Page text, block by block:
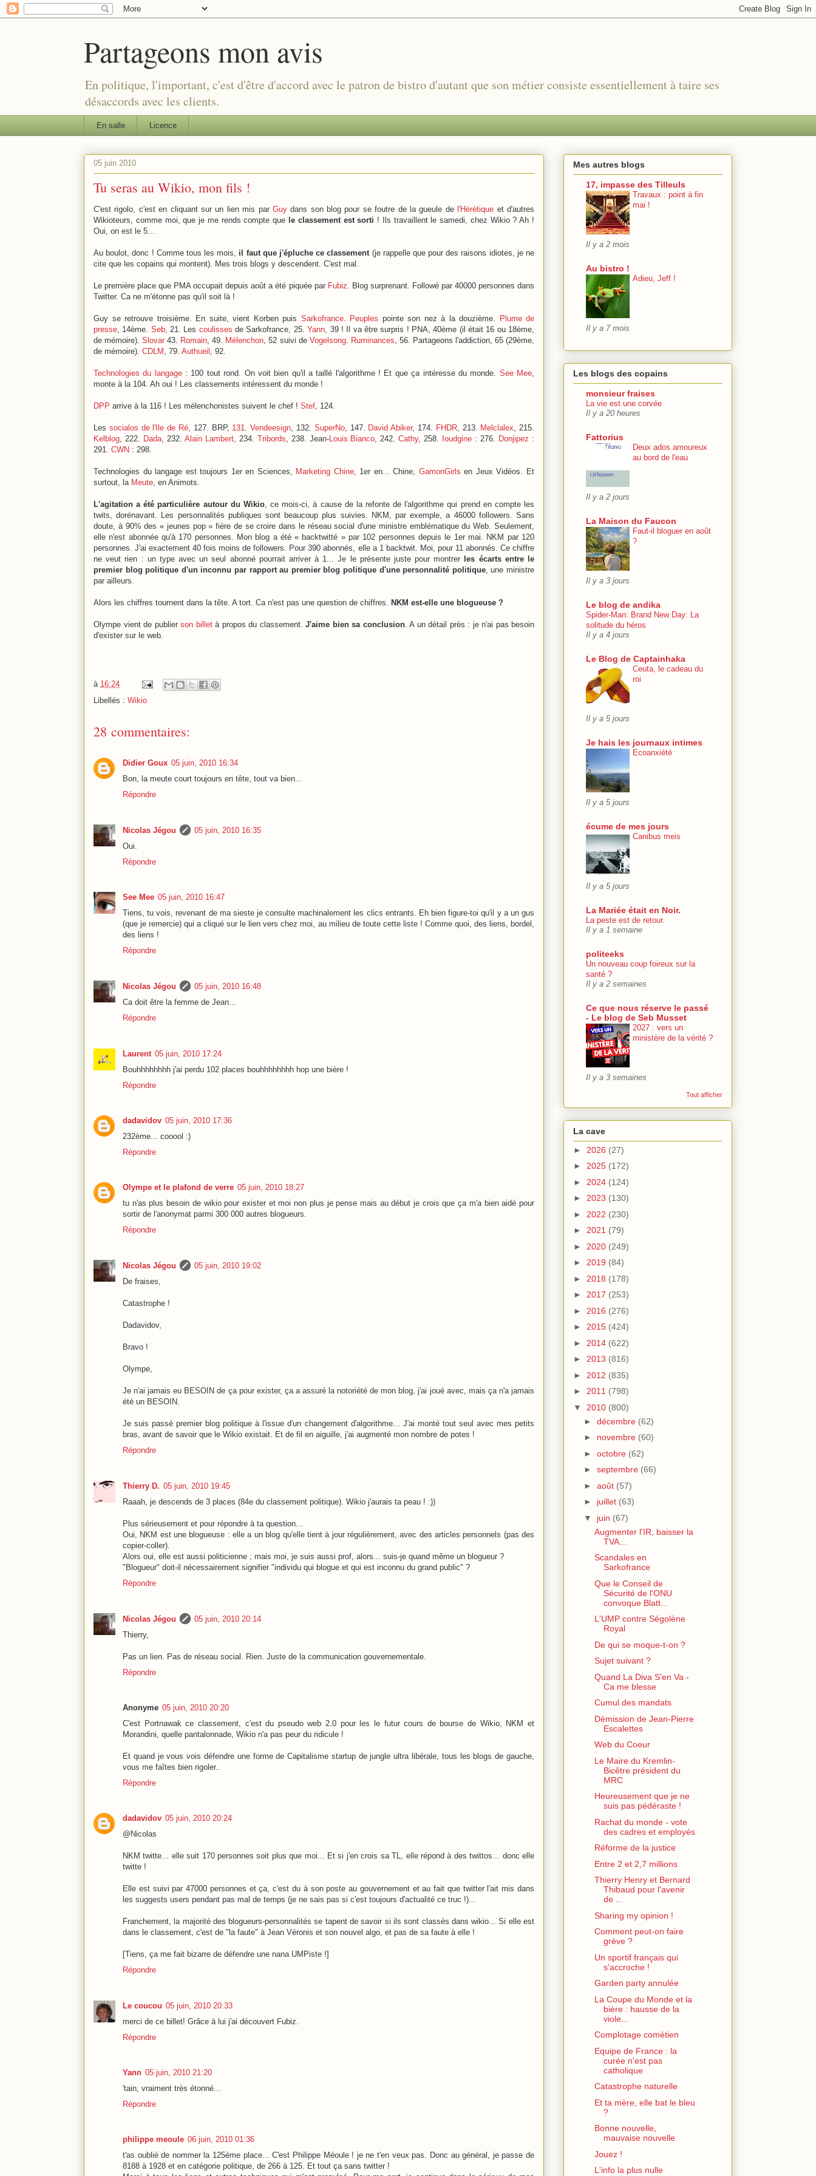
Partageons mon avis
En politique, l'important, c'est d'être d'accord avec le patron de bistro d'autant que son métier consiste essentiellement à taire ses
désaccords avec les clients.
En salle Licence
05 juin 2010
Tu seras au Wikio, mon fils !
C'est rigolo, c'est en cliquant sur un lien mis par Guydans son blog pour se foutre de la gueule del'Hérétique et d'autres
Wikioteurs, comme moi, que je me rends compte que le classement est sorti ! Ils travaillent le samedi, chez Wikio ? Ah !
Oui, on est le 5...
Au boulot, donc ! Comme tous les mois, il faut que j'épluche ce classement (je rappelle que pour des raisons idiotes, je ne
cite que les copains qui montent). Mes trois blogs y descendent. C'est mal.
Le première place que PMA occupait depuis août a été piquée par Fubiz . Blog surprenant. Followé par 40000 personnes dans
Twitter. Ca ne m'étonne pas qu'il soit là !
Guy se retrouve troisième. En suite, vient Korben puis Sarkofrance. Peuples pointe son nez à la douzième. Plume de
presse , 14ème. Seb, 21. Les coulisses de Sarkofrance, 25.Yann , 39 ! Il va être surpris ! PNA, 40ème (il était 16 ou 18ème,
de mémoire).Slovar 43. Romain , 49. Mélenchon , 52 suivi de Vogelsong. Ruminances , 56. Partageons l'addiction, 65 (29ème,
de mémoire). CDLM , 79. Authueil , 92.
Technologies du langage: 100 tout rond. On voit bien qu'il a taillé l'algorithme ! Et que ça intéresse du monde. See Mee
monte à la 104. Ah oui ! Les classements intéressent du monde !
DPP arrive à la 116 ! Les mélenchonistes suivent le chef ! Stef , 124.
Les socialos de l'Ile de Ré, 127. BRP, 131 .Vendeesign , 132. SuperNo, 147. David Abiker, 174. FHDR, 213. Melclalex , 215.
Kelblog , 222. Dada, 232. Alain Lambert, 234. Tribords , 238. Jean-Louis Bianco , 242.Cathy, 258. Ioudgine : 276. Donjipez :
291. CWN : 298.
Technologies du langage est toujours 1er en Sciences, Marketing Chine, 1er en... Chine, GamonGirls en Jeux Vidéos. Et
surtout, la Meute , en Animots.
L'agitation a été particulière autour du Wikio, ce mois-ci, à cause de la refonte de l'algorithme qui prend en compte les
twits, dorénavant. Les personnalités publiques sont beaucoup plus suivies. NKM, par exemple, a 46000 followers. Sans
doute, à 90% des « jeunes pop » fière de se croire dans le réseau social d'une ministre emblématique du Web. Seulement,
elle n'est abonnée qu'à 170 personnes. Mon blog a été « backtwitté » par 102 personnes depuis le 1er mai. NKM par 120
personnes. J'ai exactement 40 fois moins de followers. Pour 390 abonnés, elle a 1 backtwit. Moi, pour 11 abonnés. Ce chiffre
ne veut rien : un type avec un seul abonné pourrait arriver à 1... Je le présente juste pour montrer les écarts entre le
premier blog politique d'un inconnu par rapport au premier blog politique d'une personnalité politique, une ministre
par ailleurs.
Alors les chiffres tournent dans la tête. A tort. Ca n'est pas une question de chiffres. NKM est-elle une blogueuse ?
Olympe vient de publier son billetà propos du classement. J'aime bien sa conclusion. A un détail près : je n'ai pas besoin
d'exister sur le web.
à 16:24
Libellés : Wikio
28 commentaires:
Didier Goux 05 juin, 2010 16:34
Bon, la meute court toujours en tête, tout va bien...
Répondre
Nicolas Jégou
05 juin, 2010 16:35
Oui.
Répondre
See Mee 05 juin, 2010 16:47
Tiens, tu vois, revenant de ma sieste je consulte machinalement les clics entrants. Eh bien figure-toi qu'il y a un gus
(que je remercie) qui a cliqué sur le lien vers chez moi, au milieu de toute cette liste ! Comme quoi, des liens, bordel,
des liens !
Répondre
Nicolas Jégou
05 juin, 2010 16:48
Ca doit être la femme de Jean...
Répondre
Laurent 05 juin, 2010 17:24
Bouhhhhhhhh j'ai perdu 102 places bouhhhhhhhh hop une bière !
Répondre
dadavidov 05 juin, 2010 17:36
232ème... cooool :)
Répondre
Olympe et le plafond de verre 05 juin, 2010 18:27
tu n'as plus besoin de wikio pour exister et moi non plus je pense mais au début je crois que ça m'a bien aidé pour
sortir de l'anonymat parmi 300 000 autres blogueurs.
Répondre
Nicolas Jégou
05 juin, 2010 19:02
De fraises,
Catastrophe !
Dadavidov,
Bravo !
Olympe,
Je n'ai jamais eu BESOIN de ça pour exister, ça a assuré la notoriété de mon blog, j'ai joué avec, mais ça n'a jamais
été un BESOIN.
Je suis passé premier blog politique à l'issue d'un changement d'algorithme... J'ai monté tout seul avec mes petits
bras, avant de savoir que le Wikio existait. Et de fil en aiguille, j'ai augmenté mon nombre de potes !
Répondre
Thierry D. 05 juin, 2010 19:45
Raaah, je descends de 3 places (84e du classement politique). Wikio j'aurais ta peau ! :))
Plus sérieusement et pour répondre à ta question...
Oui, NKM est une blogueuse : elle a un blog qu'elle tient à jour régulièrement, avec des articles personnels (pas des
copier-coller).
Alors oui, elle est aussi politicienne ; mais moi, je suis aussi prof, alors... suis-je quand même un blogueur ?
"Blogueur" doit-il nécessairement signifier "individu qui blogue et qui est inconnu du grand public" ?
Répondre
Nicolas Jégou
05 juin, 2010 20:14
Thierry,
Pas un lien. Pas de réseau social. Rien. Juste de la communication gouvernementale.
Répondre
Anonyme 05 juin, 2010 20:20
C'est Portnawak ce classement, c'est du pseudo web 2.0 pour les le futur cours de bourse de Wikio, NKM et
Morandini, quelle pantalonnade, Wikio n'a pas peur du ridicule !
Et quand je vous vois défendre une forme de Capitalisme startup de jungle ultra libérale, tous les blogs de gauche,
vous me faîtes bien rigoler..
Répondre
dadavidov 05 juin, 2010 20:24
@Nicolas
NKM twitte... elle suit 170 personnes soit plus que moi... Et si j'en crois sa TL, elle répond à des twittos... donc elle
twitte !
Elle est suivi par 47000 personnes et ça, c'est du à son poste au gouvernement et au fait que twitter l'ait mis dans
les suggests users pendant pas mal de temps (je ne sais pas si c'est toujours d'actualité ce truc !)...
Franchement, la majorité des blogueurs-personnalités se tapent de savoir si ils sont classés dans wikio... Si elle est
dans le classement, c'est de "la faute" à Jean Véronis et son nouvel algo, et pas de sa faute à elle !
[Tiens, ça me fait bizarre de défendre une nana UMPiste !]
Répondre
Le coucou 05 juin, 2010 20:33
merci de ce billet! Grâce à lui j'ai découvert Fubiz.
Répondre
Yann 05 juin, 2010 21:20
'tain, vraiment très étonné...
Répondre
philippe meoule 06 juin, 2010 01:36
t'as oublié de nommer la 125ème place... C'est Philippe Méoule ! je ne t'en veux pas. Donc au général, je passe de
8188 à 1928 et en catégorie politique, de 266 à 125. Et tout ça sans twitter !
Mes autres blogs
17, impasse des Tilleuls
Travaux : point à fin
mai !
Il y a 2 mois
Au bistro !
Adieu, Jeff !
Il y a 7 mois
Les blogs des copains
monsieur fraises
La vie est une corvée
Il y a 20 heures
Fattorius
Deux ados amoureux
au bord de l'eau
Il y a 2 jours
La Maison du Faucon
Faut-il bloguer en août
?
Il y a 3 jours
Le blog de andika
Spider-Man: Brand New Day: La
solitude du héros
Il y a 4 jours
Le Blog de Captainhaka
Ceuta, le cadeau du
roi
Il y a 5 jours
Je hais les journaux intimes
Ecoanxiété
Il y a 5 jours
écume de mes jours
Canibus meis
Il y a 5 jours
La Mariée était en Noir.
La peste est de retour.
Il y a 1 semaine
politeeks
Un nouveau coup foireux sur la
santé ?
Il y a 2 semaines
Ce que nous réserve le passé
- Le blog de Seb Musset
2027 : vers un
ministère de la vérité ?
Il y a 3 semaines
Tout afficher
La cave
► 2026 (27)
► 2025 (172)
► 2024 (124)
► 2023 (130)
► 2022 (230)
► 2021 (79)
► 2020 (249)
► 2019 (84)
► 2018 (178)
► 2017 (253)
► 2016 (276)
► 2015 (424)
► 2014 (622)
► 2013 (816)
► 2012 (835)
► 2011 (798)
▼ 2010 (800)
► décembre (62)
► novembre (60)
► octobre (62)
► septembre (66)
► août (57)
► juillet (63)
▼ juin (67)
Augmenter l'IR, baisser la
TVA...
Scandales en
Sarkofrance
Que le Conseil de
Sécurité de l'ONU
convoque Blatt...
L'UMP contre Ségolène
Royal
De qui se moque-t-on ?
Sujet suivant ?
Quand La Diva S'en Va -
Ca me blesse
Cumul des mandats
Démission de Jean-Pierre
Escalettes
Web du Coeur
Le Maire du Kremlin-
Bicêtre président du
MRC
Heureusement que je ne
suis pas pédéraste !
Rachat du monde - vote
des cadres et employés
Réforme de la justice
Entre 2 et 2,7 millions
Thierry Henry et Bernard
Thibaud pour l'avenir
de ...
Sharing my opinion !
Comment peut-on faire
grève ?
Un sportif français qui
s'accroche !
Garden party annulée
La Coupe du Monde et la
bière : hausse de la
viole...
Complotage comètien
Equipe de France : la
curée n'est pas
catholique
Catastrophe naturelle
Et ta mère, elle bat le bleu
?
Bonne nouvelle,
mauvaise nouvelle
Jouez !
L'info la plus nulle